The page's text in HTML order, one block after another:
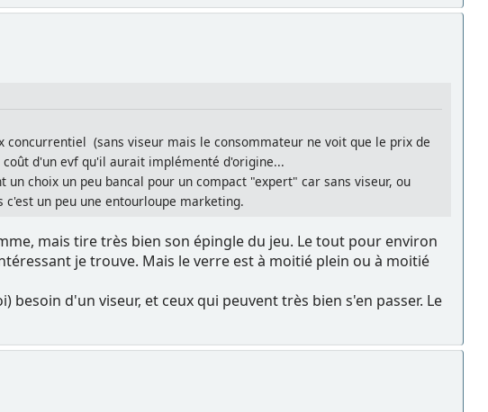
(sans viseur mais le consommateur ne voit que le prix de
d'un evf qu'il aurait implémenté d'origine...
choix un peu bancal pour un compact "expert" car sans viseur, ou
un peu une entourloupe marketing.
mais tire très bien son épingle du jeu. Le tout pour environ
je trouve. Mais le verre est à moitié plein ou à moitié
d'un viseur, et ceux qui peuvent très bien s'en passer. Le